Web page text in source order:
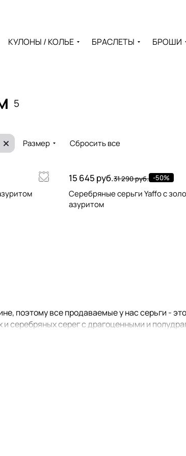
КУЛОНЫ / КОЛЬЕ БРАСЛЕТЫ БРОШИ
5
Размер Сбросить все
15 645 руб.31 290 руб. -50%
Серебряные серьги Yaffo с
азуритом
поэтому все продаваемые у нас серьги -
серебряных серег с драгоценными и